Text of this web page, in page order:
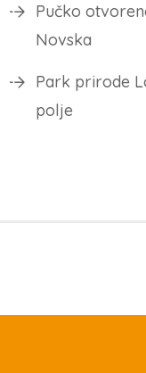
Pučko
Novska
Park prirode
polje